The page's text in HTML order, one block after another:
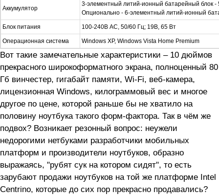
Аккумулятор
3-элементный литий-ионный батарейный блок -
Опционально - 6-элементный литий-ионный
Блок питания 100-240В AC, 50/60 Гц; 19В, 65 Вт
Операционная система Windows XP, Windows Vista Home Premium
Вот такие замечательные характеристики – 10 дюймов
прекрасного широкоформатного экрана, полноценный 80
Гб винчестер, гигабайт памяти, Wi-Fi, веб-камера,
лицензионная Windows, килограммовый вес и многое
другое по цене, которой раньше бы не хватило на
половину ноутбука такого форм-фактора. Так в чём же
подвох? Возникает резонный вопрос: неужели
недорогими нетбуками разработчики мобильных
платформ и производители ноутбуков, образно
выражаясь, "рубят сук на котором сидят", то есть
зарубают продажи ноутбуков на той же платформе Intel
Centrino, которые до сих пор прекрасно продавались?